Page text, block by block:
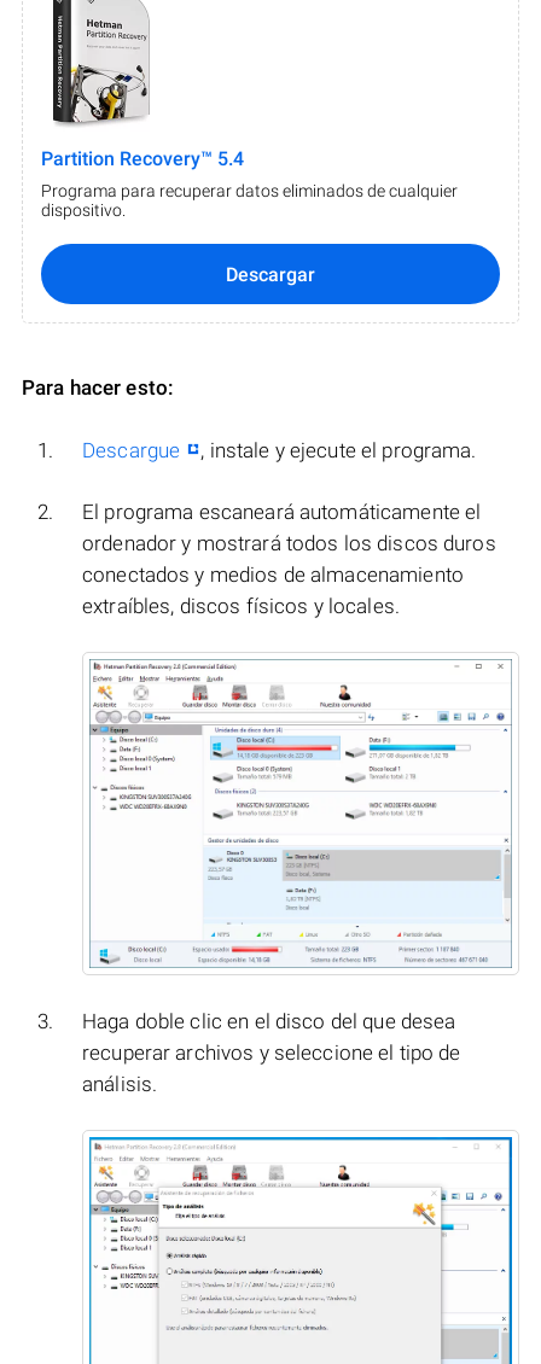
Partition Recovery™ 5.4
Programa para recuperar datos eliminados de cualquier
dispositivo.
Descargar
Para hacer esto:
Descargue , instale y ejecute el programa.
El programa escaneará automáticamente el
ordenador y mostrará todos los discos duros
conectados y medios de almacenamiento
extraíbles, discos físicos y locales.
Haga doble clic en el disco del que desea
recuperar archivos y seleccione el tipo de
análisis.